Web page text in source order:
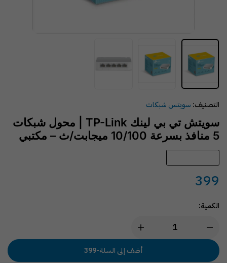
التصنيف: سويتس شبكات
سويتش تي بي لينك TP-Link | محول شبكات
5 منافذ بسرعة 10/100 ميجابت/ث – مكتبي
399
الكمية:
أضف إلى السلة-
399